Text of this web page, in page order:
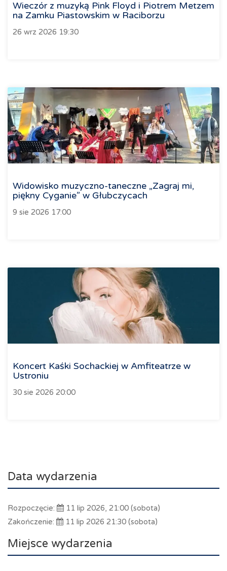
Wieczór z muzyką Pink Floyd i Piotrem Metzem
na Zamku Piastowskim w Raciborzu
26 wrz 2026 19:30
Widowisko muzyczno-taneczne „Zagraj mi,
piękny Cyganie” w Głubczycach
9 sie 2026 17:00
Koncert Kaśki Sochackiej w Amfiteatrze w
Ustroniu
30 sie 2026 20:00
Data wydarzenia
Rozpoczęcie:
11 lip 2026, 21:00 (sobota)
Zakończenie:
11 lip 2026 21:30 (sobota)
Miejsce wydarzenia